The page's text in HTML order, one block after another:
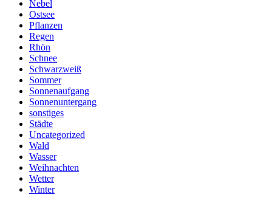
Nebel
Ostsee
Pflanzen
Regen
Rhön
Schnee
Schwarzweiß
Sommer
Sonnenaufgang
Sonnenuntergang
sonstiges
Städte
Uncategorized
Wald
Wasser
Weihnachten
Wetter
Winter